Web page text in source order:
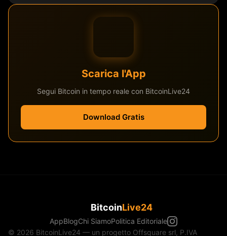
Scarica l'App
Segui Bitcoin in tempo reale con BitcoinLive24
Download Gratis
BitcoinLive24
AppBlogChi SiamoPolitica Editoriale
© 2026 BitcoinLive24 — un progetto Offsquare srl, P.IVA